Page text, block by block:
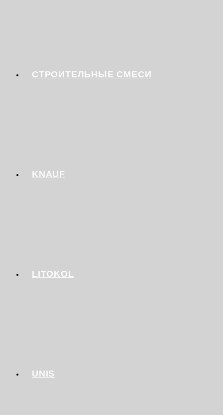
СТРОИТЕЛЬНЫЕ СМЕСИ
KNAUF
LITOKOL
UNIS